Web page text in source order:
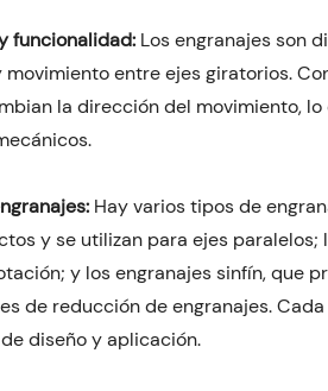
funcionalidad: Los engranajes son
movimiento entre ejes giratorios.
la dirección del movimiento,
Hay varios tipos de
y se utilizan para ejes
y los engranajes sinfín, que
de reducción de engranajes.
diseño y aplicación.